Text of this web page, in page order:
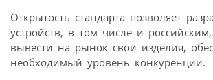
Открытость стандарта позволяет
устройств, в том числе и
вывести на рынок свои изделия,
необходимый уровень конкуренции.